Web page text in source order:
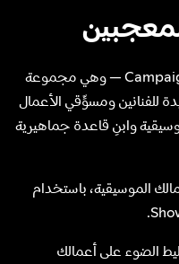
انشر أعمالك الموسيقية باستخدام Campaign Kit — وهي مجموعة
للفنانين ومسوِّقي الأعمال
وابنِ قاعدة جماهيرية
الموسيقية، باستخدام
الضوء على أعمالك